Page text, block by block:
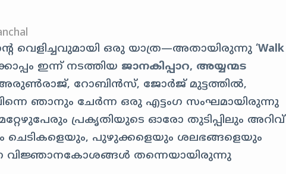
വെളിച്ചവുമായി ഒരു യാത്ര—അതായിരുന്നു ‘Walk
ഇന്ന് നടത്തിയ ജാനകിപ്പാറ, അയ്യന്മട
റോബിൻസ്, ജോർജ് മുട്ടത്തിൽ,
ഞാനും ചേർന്ന ഒരു എട്ടംഗ സംഘമായിരുന്നു
പ്രകൃതിയുടെ ഓരോ തുടിപ്പിലും അറിവ്
ചെടികളെയും, പുഴുക്കളെയും ശലഭങ്ങളെയും
വിജ്ഞാനകോശങ്ങൾ തന്നെയായിരുന്നു